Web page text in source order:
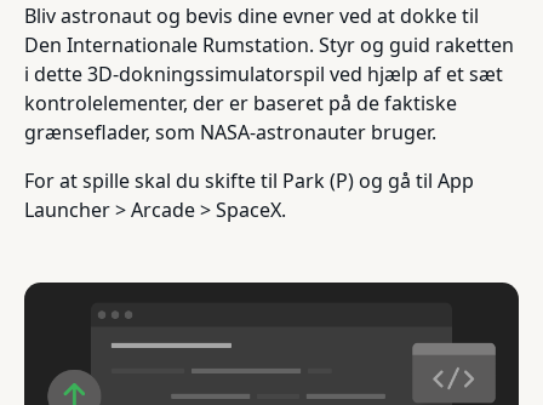
Bliv astronaut og bevis dine evner ved at dokke til
Den Internationale Rumstation. Styr og guid raketten
i dette 3D-dokningssimulatorspil ved hjælp af et sæt
kontrolelementer, der er baseret på de faktiske
grænseflader, som NASA-astronauter bruger.
For at spille skal du skifte til Park (P) og gå til App
Launcher > Arcade > SpaceX.